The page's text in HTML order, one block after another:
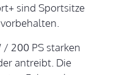
sind Sportsitze
/ 200 PS starken
antreibt. Die